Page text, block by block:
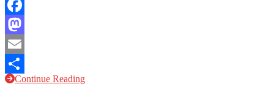
Facebook
Mastodon
Email
ShareContinue Reading